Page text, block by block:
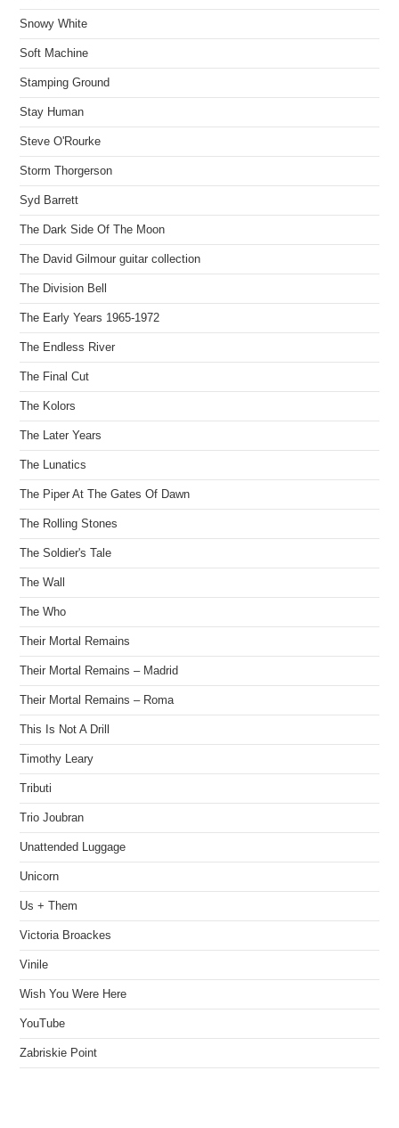
Snowy White
Soft Machine
Stamping Ground
Stay Human
Steve O'Rourke
Storm Thorgerson
Syd Barrett
The Dark Side Of The Moon
The David Gilmour guitar collection
The Division Bell
The Early Years 1965-1972
The Endless River
The Final Cut
The Kolors
The Later Years
The Lunatics
The Piper At The Gates Of Dawn
The Rolling Stones
The Soldier's Tale
The Wall
The Who
Their Mortal Remains
Their Mortal Remains – Madrid
Their Mortal Remains – Roma
This Is Not A Drill
Timothy Leary
Tributi
Trio Joubran
Unattended Luggage
Unicorn
Us + Them
Victoria Broackes
Vinile
Wish You Were Here
YouTube
Zabriskie Point